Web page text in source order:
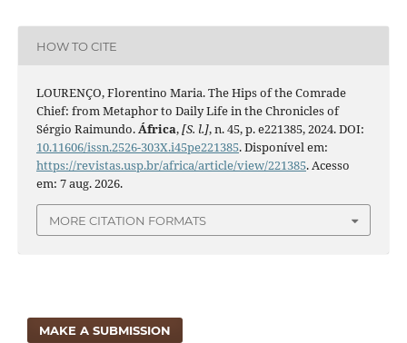
HOW TO CITE
LOURENÇO, Florentino Maria. The Hips of the Comrade
Chief: from Metaphor to Daily Life in the Chronicles of
Sérgio Raimundo.África,[S. l.], n. 45, p. e221385, 2024. DOI:
10.11606/issn.2526-303X.i45pe221385. Disponível em:
https://revistas.usp.br/africa/article/view/221385. Acesso
em: 7 aug. 2026.
MORE CITATION FORMATS
MAKE A SUBMISSION